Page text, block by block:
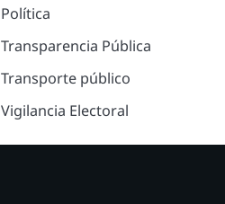
Política
Transparencia Pública
Transporte público
Vigilancia Electoral